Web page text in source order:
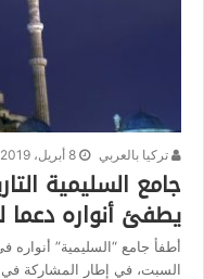
تركيا بالعربي 8 أبريل، 2019
جامع السليمية
يطفئ أنواره دعما
أطفأ جامع “السليمية” أنواره
السبت، في إطار المشاركة في